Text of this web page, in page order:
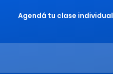
Agendá tu clase individual